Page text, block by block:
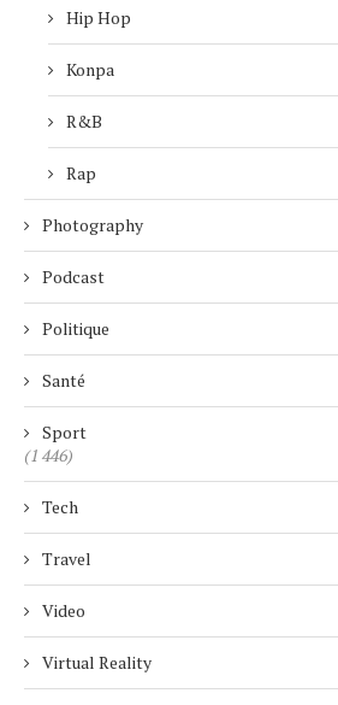
Hip Hop
Konpa
R&B
Rap
Photography
Podcast
Politique
Santé
Sport
(1 446)
Tech
Travel
Video
Virtual Reality